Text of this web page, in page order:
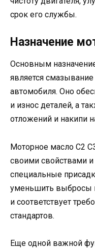
срок его службы.
Назначение
Основным
является
автомобиля. Оно
и износ деталей, а
отложений и накипи
Моторное масло C2
своими свойствами
специальные
уменьшить выбросы
и соответствует
стандартов.
Еще одной важной